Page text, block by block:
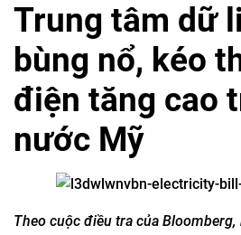
Trung tâm dữ
bùng nổ, kéo
điện tăng cao
nước Mỹ
Theo cuộc điều tra của